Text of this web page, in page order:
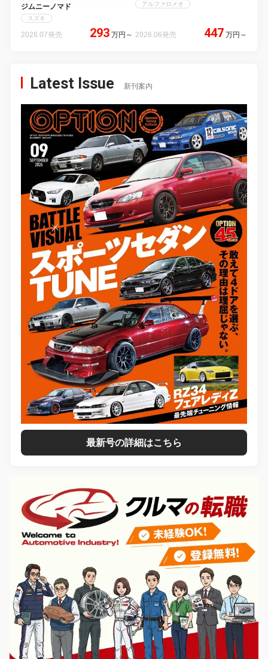
ジムニーノマド
スズキ
2026.07発売 293 万円 ～
アルファロメオ
2026.06発売 447 万円 ～
Latest Issue 新刊案内
最新号の詳細はこちら